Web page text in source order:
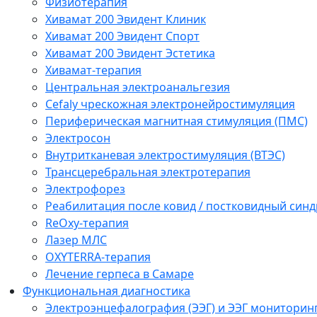
Хивамат 200 Эвидент Клиник
Хивамат 200 Эвидент Спорт
Хивамат 200 Эвидент Эстетика
Хивамат-терапия
Центральная электроанальгезия
Cefaly чреcкожная электронейростимуляция
Периферическая магнитная стимуляция (ПМС)
Электросон
Внутритканевая электростимуляция (ВТЭС)
Трансцеребральная электротерапия
Электрофорез
Реабилитация после ковид / постковидный
ReOxy-терапия
Лазер МЛС
OXYTERRA-терапия
Лечение герпеса в Самаре
Функциональная диагностика
Электроэнцефалография (ЭЭГ) и ЭЭГ